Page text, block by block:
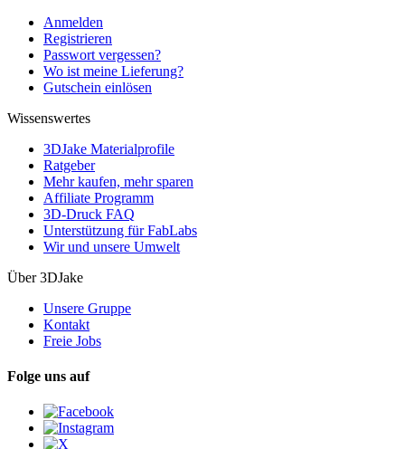
Anmelden
Registrieren
Passwort vergessen?
Wo ist meine Lieferung?
Gutschein einlösen
Wissenswertes
3DJake Materialprofile
Ratgeber
Mehr kaufen, mehr sparen
Affiliate Programm
3D-Druck FAQ
Unterstützung für FabLabs
Wir und unsere Umwelt
Über 3DJake
Unsere Gruppe
Kontakt
Freie Jobs
Folge uns auf